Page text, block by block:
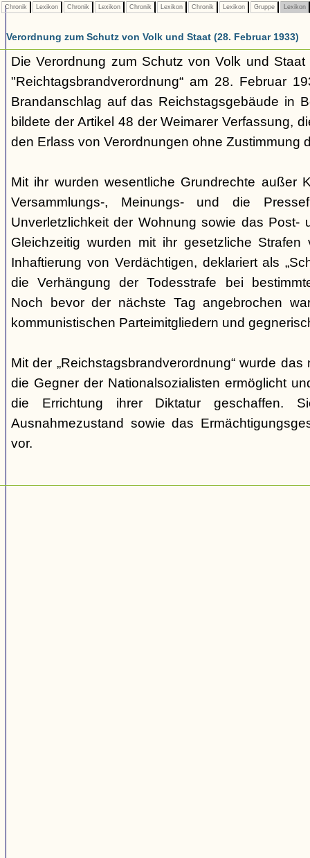
Chronik Lexikon Chronik Lexikon Chronik Lexikon Chronik Lexikon Gruppe Lexikon
Verordnung zum Schutz von Volk und Staat (28. Februar 1933)
Die Verordnung zum Schutz von Volk und
"Reichtagsbrandverordnung“ am 28. Februar
Brandanschlag auf das Reichstagsgebäude in
bildete der Artikel 48 der Weimarer Verfassung,
den Erlass von Verordnungen ohne Zustimmung
Mit ihr wurden wesentliche Grundrechte außer
Versammlungs-, Meinungs- und die
Unverletzlichkeit der Wohnung sowie das Post-
Gleichzeitig wurden mit ihr gesetzliche
Inhaftierung von Verdächtigen, deklariert als
die Verhängung der Todesstrafe bei
Noch bevor der nächste Tag angebrochen
kommunistischen Parteimitgliedern und
Mit der „Reichstagsbrandverordnung“ wurde
die Gegner der Nationalsozialisten ermöglicht
die Errichtung ihrer Diktatur geschaffen.
Ausnahmezustand sowie das
vor.